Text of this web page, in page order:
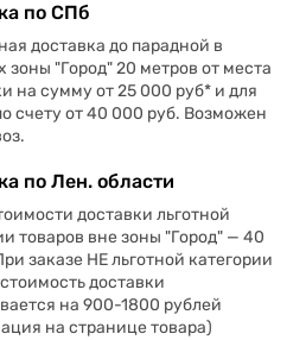
по СПб
доставка до парадной в
зоны "Город" 20 метров от места
на сумму от 25 000 руб* и для
счету от 40 000 руб. Возможен
по Лен. области
доставки льготной
товаров вне зоны "Город" — 40
заказе НЕ льготной категории
доставки
на 900-1800 рублей
на странице товара)